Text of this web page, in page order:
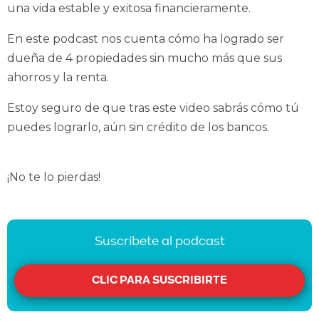
una vida estable y exitosa financieramente.
En este podcast nos cuenta cómo ha logrado ser
dueña de 4 propiedades sin mucho más que sus
ahorros y la renta.
Estoy seguro de que tras este video sabrás cómo tú
puedes lograrlo, aún sin crédito de los bancos.
¡No te lo pierdas!
Suscríbete al podcast
CLIC PARA SUSCRIBIRTE